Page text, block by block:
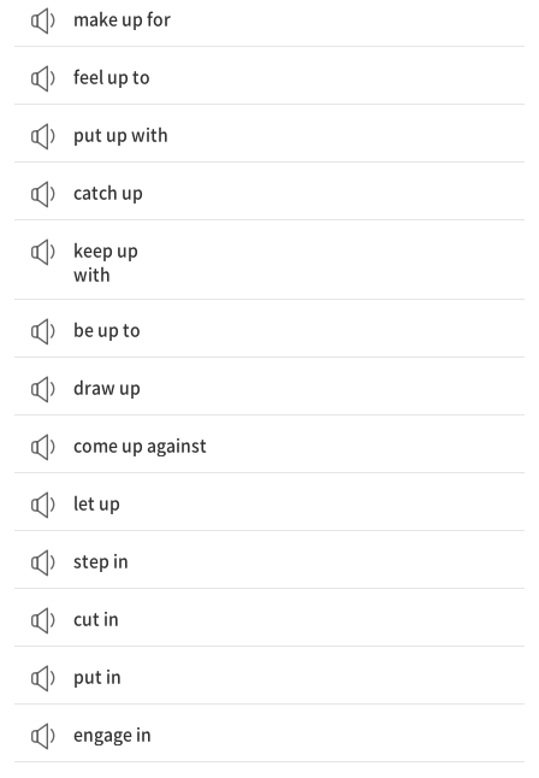
make up for
feel up to
put up with
catch up
keep up
with
be up to
draw up
come up against
let up
step in
cut in
put in
engage in